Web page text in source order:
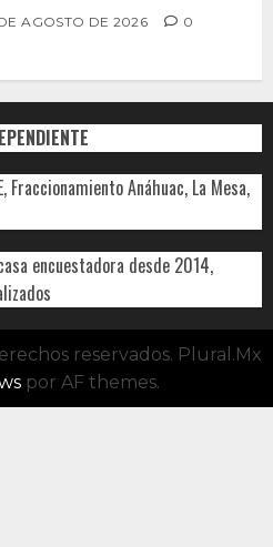
AGOSTO DE 2026 0
Anáhuac, La Mesa,
encuestadora desde 2014,
reservados. Plural.Mx
por AF themes.